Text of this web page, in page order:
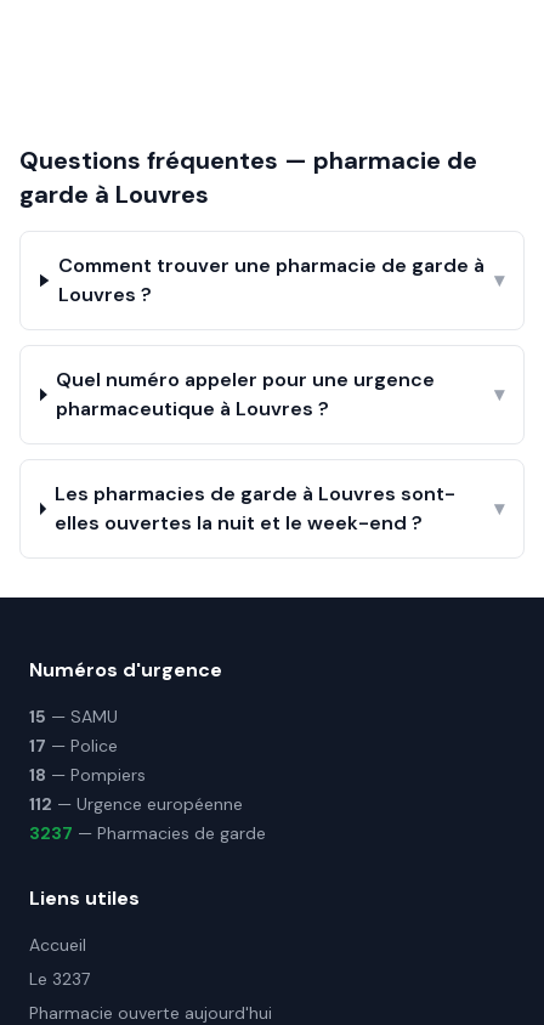
Questions fréquentes — pharmacie de
garde à Louvres
Comment trouver une pharmacie de garde à
Louvres ?
▾
Quel numéro appeler pour une urgence
pharmaceutique à Louvres ?
▾
Les pharmacies de garde à Louvres sont-
elles ouvertes la nuit et le week-end ?
▾
Numéros d'urgence
15 — SAMU
17 — Police
18 — Pompiers
112 — Urgence européenne
3237 — Pharmacies de garde
Liens utiles
Accueil
Le 3237
Pharmacie ouverte aujourd'hui